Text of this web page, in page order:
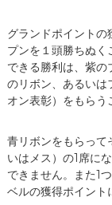
グランドポイント
プンを１頭勝ちぬく
できる勝利は、紫
のリボン、あるいは
オン表彰）をもらう
青リボンをもらって
いはメス）の1席に
できません。また1
ベルの獲得ポイント